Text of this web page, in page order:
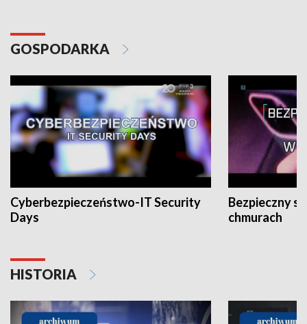
GOSPODARKA
Cyberbezpieczeństwo-IT Security
Days
Bezpieczny
chmurach
HISTORIA